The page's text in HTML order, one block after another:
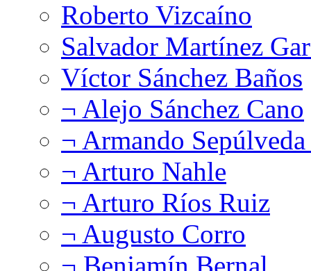
Roberto Vizcaíno
Salvador Martínez
Víctor Sánchez Baños
¬ Alejo Sánchez Cano
¬ Armando
¬ Arturo Nahle
¬ Arturo Ríos Ruiz
¬ Augusto Corro
¬ Benjamín Bernal